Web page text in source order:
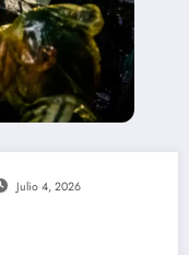
Julio 4, 2026